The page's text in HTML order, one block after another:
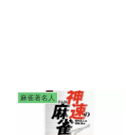
麻雀著名人